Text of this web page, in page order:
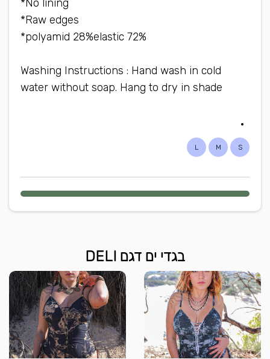
Washing Instructions : Hand wash in cold
water without soap. Hang to dry in shade
S
M
L
בגדי ים דגם DELI